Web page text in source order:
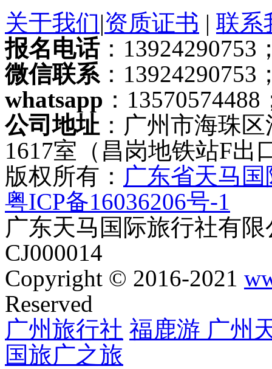
关于我们|资质证书 | 联系
报名电话：13924290753
微信联系：13924290753
whatsapp ：13570574488
公司地址 ：广州市海珠
1617室（昌岗地铁站F出
版权所有： 广东省天马
粤ICP备16036206号-1
广东天马国际旅行社有
CJ000014
Copyright © 2016-2021
Reserved
广州旅行社 福鹿游 广州
国旅广之旅